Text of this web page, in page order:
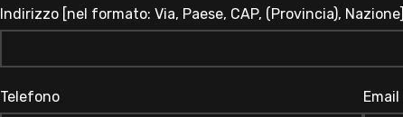
Indirizzo [nel formato: Via, Paese, CAP, (Provincia), Nazione]
Telefono Email